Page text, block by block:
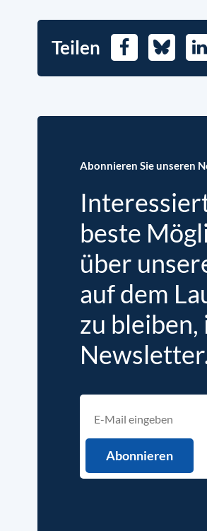
Teilen FacebookBluesky
Abonnieren Sie unseren
beste
über
auf dem
zu bleiben,